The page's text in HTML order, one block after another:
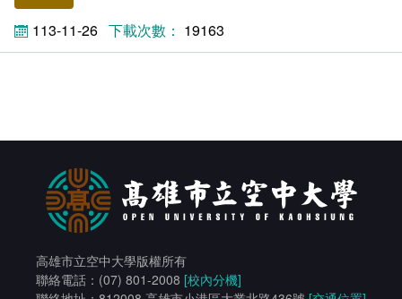
113-11-26 19163
高雄市立空中大學版權所有
聯絡電話：(07) 801-2008 [校內分機]